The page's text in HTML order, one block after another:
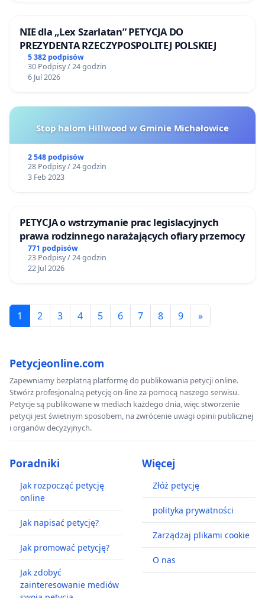
NIE dla „Lex Szarlatan” PETYCJA DO
PREZYDENTA RZECZYPOSPOLITEJ POLSKIEJ
5 382 podpisów
30 Podpisy / 24 godzin
6 Jul 2026
Stop halom Hillwood w Gminie Michałowice
2 548 podpisów
28 Podpisy / 24 godzin
3 Feb 2023
PETYCJA o wstrzymanie prac legislacyjnych
prawa rodzinnego narażających ofiary przemocy
771 podpisów
23 Podpisy / 24 godzin
22 Jul 2026
1 2 3 4 5 6 7 8 9 »
Petycjeonline.com
Zapewniamy bezpłatną platformę do publikowania petycji online.
Stwórz profesjonalną petycję on-line za pomocą naszego serwisu.
Petycje są publikowane w mediach każdego dnia, więc stworzenie
petycji jest świetnym sposobem, na zwrócenie uwagi opinii publicznej
i organów decyzyjnych.
Poradniki
Jak rozpocząć petycję
online
Jak napisać petycję?
Jak promować petycję?
Jak zdobyć
zainteresowanie mediów
Więcej
Złóż petycję
polityka prywatności
Zarządzaj plikami cookie
O nas